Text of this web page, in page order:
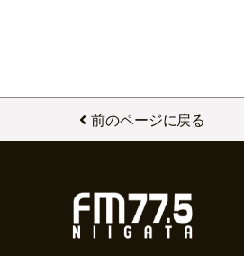
前のページに戻る